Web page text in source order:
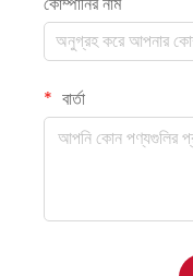
বার্তা